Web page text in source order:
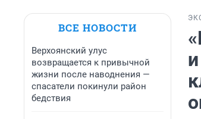
ВСЕ НОВОСТИ
Верхоянский улус
возвращается к привычной
жизни после наводнения —
спасатели покинули район
бедствия